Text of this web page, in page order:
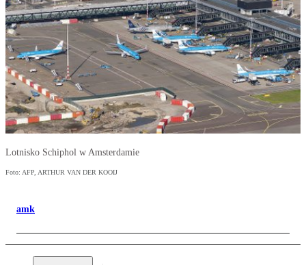
Lotnisko Schiphol w Amsterdamie
Foto: AFP, ARTHUR VAN DER KOOIJ
amk